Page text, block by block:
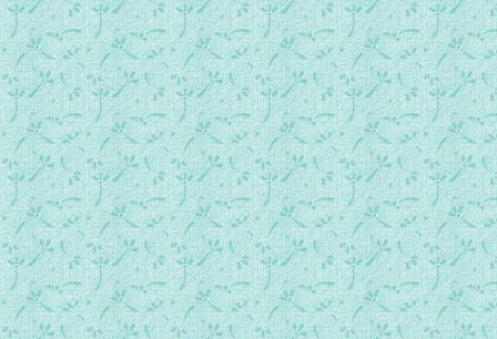
028.《慈母心声》是妈妈的心声.mp3
029.复活节 主的呼唤.mp3
030.圣神给心爱孩子的话.mp3
031.末世恩宠.mp3